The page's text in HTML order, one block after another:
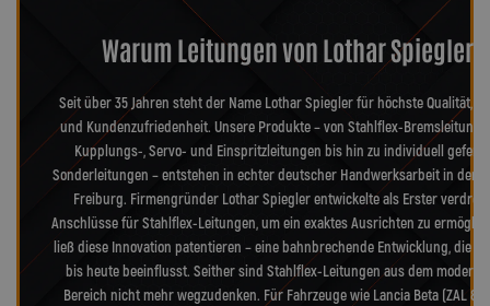
Warum Leitungen von Lothar Spiegler?
Seit über 35 Jahren steht der Name Lothar Spiegler für höchste Qualität,
und Kundenzufriedenheit. Unsere Produkte – von Stahlflex-
Kupplungs-, Servo- und Einspritzleitungen bis hin zu individuell
Sonderleitungen – entstehen in echter deutscher Handwerksarbeit in der
Freiburg. Firmengründer Lothar Spiegler entwickelte als Erster
Anschlüsse für Stahlflex-Leitungen, um ein exaktes Ausrichten zu
ließ diese Innovation patentieren – eine bahnbrechende Entwicklung, die
bis heute beeinflusst. Seither sind Stahlflex-Leitungen aus dem
Bereich nicht mehr wegzudenken. Für Fahrzeuge wie Lancia Beta (ZAL